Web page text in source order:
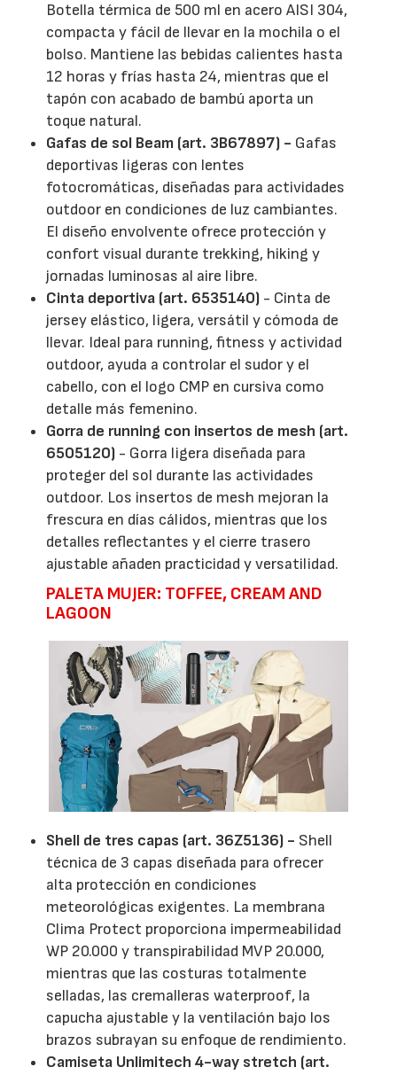
Botella térmica de 500 ml en acero AISI 304,
compacta y fácil de llevar en la mochila o el
bolso. Mantiene las bebidas calientes hasta
12 horas y frías hasta 24, mientras que el
tapón con acabado de bambú aporta un
toque natural.
Gafas de sol Beam (art. 3B67897) - Gafas
deportivas ligeras con lentes
fotocromáticas, diseñadas para actividades
outdoor en condiciones de luz cambiantes.
El diseño envolvente ofrece protección y
confort visual durante trekking, hiking y
jornadas luminosas al aire libre.
Cinta deportiva (art. 6535140) - Cinta de
jersey elástico, ligera, versátil y cómoda de
llevar. Ideal para running, fitness y actividad
outdoor, ayuda a controlar el sudor y el
cabello, con el logo CMP en cursiva como
detalle más femenino.
Gorra de running con insertos de mesh (art.
6505120) - Gorra ligera diseñada para
proteger del sol durante las actividades
outdoor. Los insertos de mesh mejoran la
frescura en días cálidos, mientras que los
detalles reflectantes y el cierre trasero
ajustable añaden practicidad y versatilidad.
PALETA MUJER: TOFFEE, CREAM AND
LAGOON
Shell de tres capas (art. 36Z5136) - Shell
técnica de 3 capas diseñada para ofrecer
alta protección en condiciones
meteorológicas exigentes. La membrana
Clima Protect proporciona impermeabilidad
WP 20.000 y transpirabilidad MVP 20.000,
mientras que las costuras totalmente
selladas, las cremalleras waterproof, la
capucha ajustable y la ventilación bajo los
brazos subrayan su enfoque de rendimiento.
Camiseta Unlimitech 4-way stretch (art.